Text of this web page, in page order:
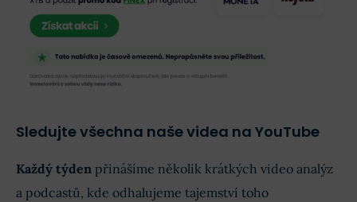
Sledujte všechna naše videa na YouTube
Každý týden přinášíme několik krátkých video analýz
a podcastů, kde odhalujeme tajemství toho